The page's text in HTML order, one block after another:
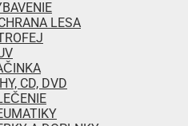
LESA
CD, DVD